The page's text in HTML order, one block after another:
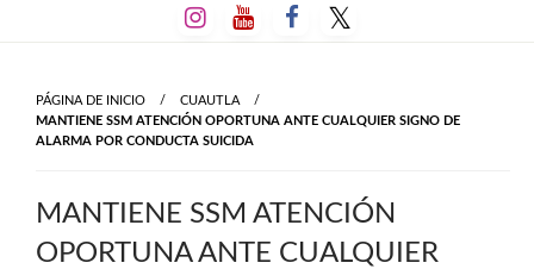
al
PÁGINA DE INICIO
CUAUTLA
MANTIENE SSM ATENCIÓN OPORTUNA ANTE CUALQUIER SIGNO DE
ALARMA POR CONDUCTA SUICIDA
MANTIENE SSM ATENCIÓN
OPORTUNA ANTE CUALQUIER